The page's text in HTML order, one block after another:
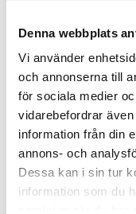
Denna webbplats
Vi använder
och annonserna till
för sociala medier
vidarebefordrar
information från din
annons- och
Dessa kan i sin tur
information som du
Figur 36.
Många stål
till exempel
andra stålsorter är
viktiga